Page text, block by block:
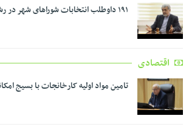
۱۹۱ داوطلب انتخابات شوراهای شهر در رشت ثبت‌نام کردند
اقتصادی
تامین مواد اولیه کارخانجات با بسیج